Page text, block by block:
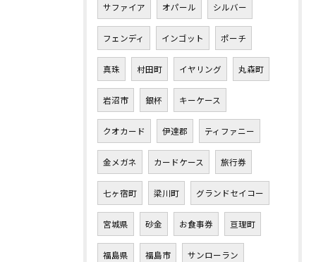
サファイア オパール シルバー
フェンディ インゴット ポーチ
真珠 村田町 イヤリング 丸森町
岩沼市 銀杯 キーケース
クオカード 伊達郡 ティファニー
金メガネ カードケース 旅行券
七ヶ宿町 梁川町 グランドセイコー
宮城県 砂金 お食事券 亘理町
福島県 福島市 サンローラン